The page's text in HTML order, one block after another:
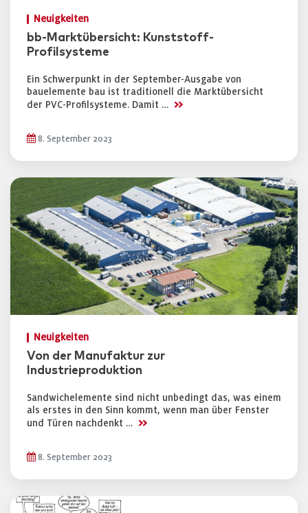
Neuigkeiten
bb-Marktübersicht: Kunststoff-
Profilsysteme
Ein Schwerpunkt in der September-Ausgabe von
bauelemente bau ist traditionell die Marktübersicht
der PVC-Profilsysteme. Damit … >>
8. September 2023
Neuigkeiten
Von der Manufaktur zur
Industrieproduktion
Sandwichelemente sind nicht unbedingt das, was einem
als erstes in den Sinn kommt, wenn man über Fenster
und Türen nachdenkt … >>
8. September 2023